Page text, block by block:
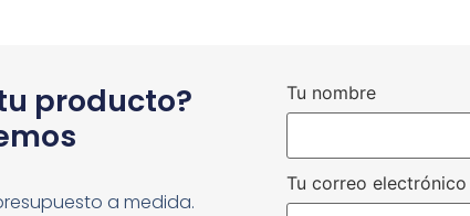
producto?
a medida.
Tu nombre
Tu correo electrónico